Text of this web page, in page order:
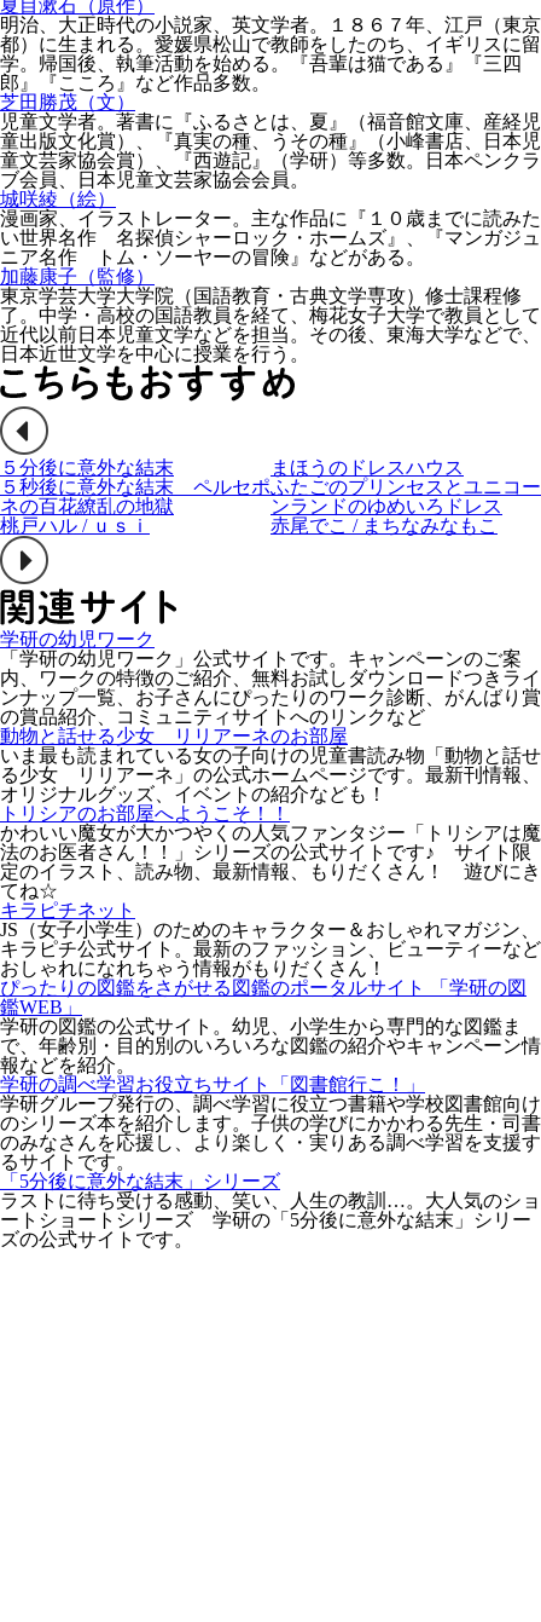
夏目漱石（原作）
明治、大正時代の小説家、英文学者。１８６７年、江戸（東京
都）に生まれる。愛媛県松山で教師をしたのち、イギリスに留
学。帰国後、執筆活動を始める。『吾輩は猫である』『三四
郎』『こころ』など作品多数。
芝田勝茂（文）
児童文学者。著書に『ふるさとは、夏』（福音館文庫、産経児
童出版文化賞）、『真実の種、うその種』（小峰書店、日本児
童文芸家協会賞）、『西遊記』（学研）等多数。日本ペンクラ
ブ会員、日本児童文芸家協会会員。
城咲綾（絵）
漫画家、イラストレーター。主な作品に『１０歳までに読みた
い世界名作 名探偵シャーロック・ホームズ』、『マンガジュ
ニア名作 トム・ソーヤーの冒険』などがある。
加藤康子（監修）
東京学芸大学大学院（国語教育・古典文学専攻）修士課程修
了。中学・高校の国語教員を経て、梅花女子大学で教員として
近代以前日本児童文学などを担当。その後、東海大学などで、
日本近世文学を中心に授業を行う。
５分後に意外な結末
５秒後に意外な結末 ペルセポ
ネの百花繚乱の地獄
桃戸ハル / ｕｓｉ
まほうのドレスハウス
ふたごのプリンセスとユニコー
ンランドのゆめいろドレス
赤尾でこ / まちなみなもこ
学研の幼児ワーク
「学研の幼児ワーク」公式サイトです。キャンペーンのご案
内、ワークの特徴のご紹介、無料お試しダウンロードつきライ
ンナップ一覧、お子さんにぴったりのワーク診断、がんばり賞
の賞品紹介、コミュニティサイトへのリンクなど
動物と話せる少女 リリアーネのお部屋
いま最も読まれている女の子向けの児童書読み物「動物と話せ
る少女 リリアーネ」の公式ホームページです。最新刊情報、
オリジナルグッズ、イベントの紹介なども！
トリシアのお部屋へようこそ！！
かわいい魔女が大かつやくの人気ファンタジー「トリシアは魔
法のお医者さん！！」シリーズの公式サイトです♪ サイト限
定のイラスト、読み物、最新情報、もりだくさん！ 遊びにき
てね☆
キラピチネット
JS（女子小学生）のためのキャラクター＆おしゃれマガジン、
キラピチ公式サイト。最新のファッション、ビューティーなど
おしゃれになれちゃう情報がもりだくさん！
ぴったりの図鑑をさがせる図鑑のポータルサイト 「学研の図
鑑WEB」
学研の図鑑の公式サイト。幼児、小学生から専門的な図鑑ま
で、年齢別・目的別のいろいろな図鑑の紹介やキャンペーン情
報などを紹介。
学研の調べ学習お役立ちサイト「図書館行こ！」
学研グループ発行の、調べ学習に役立つ書籍や学校図書館向け
のシリーズ本を紹介します。子供の学びにかかわる先生・司書
のみなさんを応援し、より楽しく・実りある調べ学習を支援す
るサイトです。
「5分後に意外な結末」シリーズ
ラストに待ち受ける感動、笑い、人生の教訓…。大人気のショ
ートショートシリーズ 学研の「5分後に意外な結末」シリー
ズの公式サイトです。